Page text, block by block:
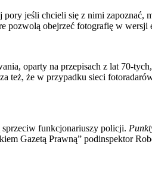
jeśli chcieli się z nimi
pozwolą obejrzeć fotografię w wersji
oparty na przepisach z lat 70-
też, że w przypadku sieci
funkcjonariuszy policji.
Gazetą Prawną” podinspektor